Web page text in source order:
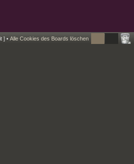
] • Alle Cookies des Boards löschen